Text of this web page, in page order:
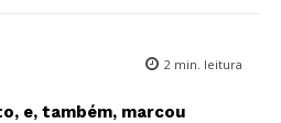
2 min. leitura
e, também, marcou